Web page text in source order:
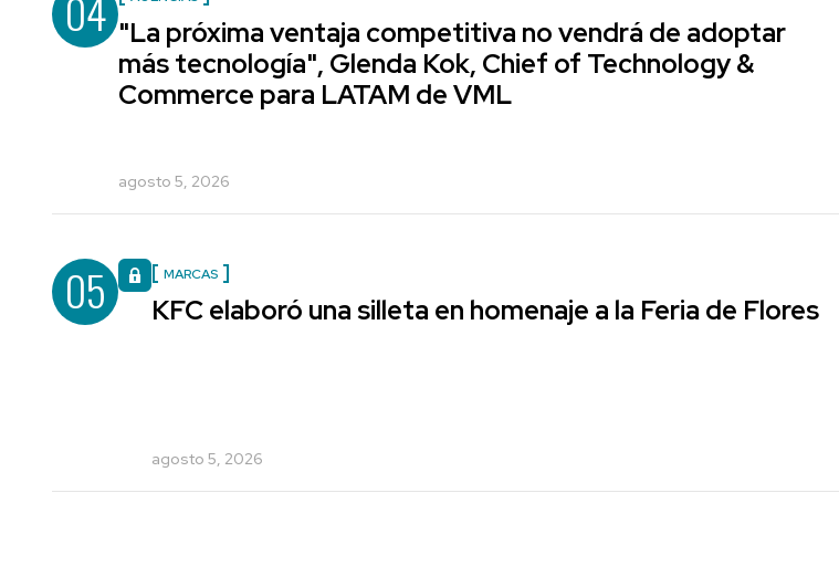
"La próxima ventaja competitiva no vendrá de adoptar
más tecnología", Glenda Kok, Chief of Technology &
Commerce para LATAM de VML
agosto 5, 2026
05 MARCAS
KFC elaboró una silleta en homenaje a la Feria de Flores
agosto 5, 2026